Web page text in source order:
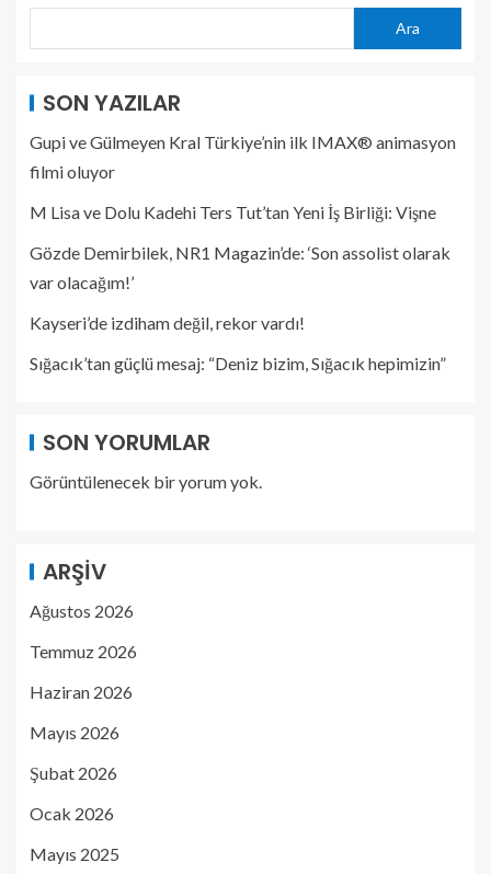
Ara
SON YAZILAR
Gupi ve Gülmeyen Kral Türkiye’nin ilk IMAX® animasyon
filmi oluyor
M Lisa ve Dolu Kadehi Ters Tut’tan Yeni İş Birliği: Vişne
Gözde Demirbilek, NR1 Magazin’de: ‘Son assolist olarak
var olacağım!’
Kayseri’de izdiham değil, rekor vardı!
Sığacık’tan güçlü mesaj: “Deniz bizim, Sığacık hepimizin”
SON YORUMLAR
Görüntülenecek bir yorum yok.
ARŞIV
Ağustos 2026
Temmuz 2026
Haziran 2026
Mayıs 2026
Şubat 2026
Ocak 2026
Mayıs 2025